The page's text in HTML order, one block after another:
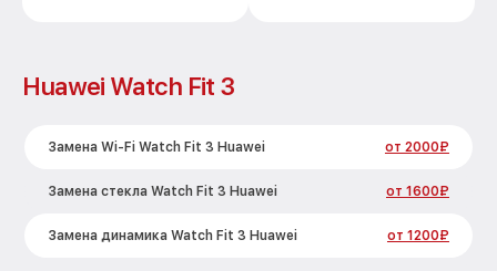
Huawei Watch Fit 3
Замена Wi-Fi Watch Fit 3 Huawei от 2000₽
Замена стекла Watch Fit 3 Huawei от 1600₽
Замена динамика Watch Fit 3 Huawei от 1200₽